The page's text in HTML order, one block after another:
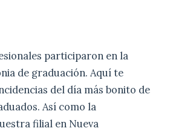
participaron en la
de graduación. Aquí te
del día más bonito de
Así como la
filial en Nueva